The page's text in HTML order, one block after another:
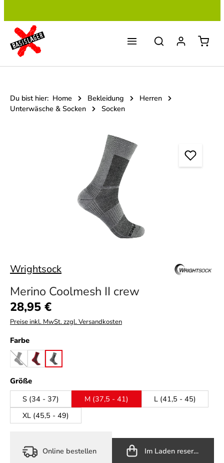
Du bist hier: Home Bekleidung
Herren
Unterwäsche & Socken
Socken
Wrightsock
Merino Coolmesh II crew
Regulärer Preis:
28,95 €
Preise inkl. MwSt. zzgl. Versandkosten
Farbeauswählen
grey-black
(Diese Option ist zurzeit nicht verfügbar.)
grey-fire-red
grey-smoke
Größeauswählen
S (34 - 37)
M (37,5 - 41)
L (41,5 - 45)
XL (45,5 - 49)
Online bestellen Im Laden reservieren